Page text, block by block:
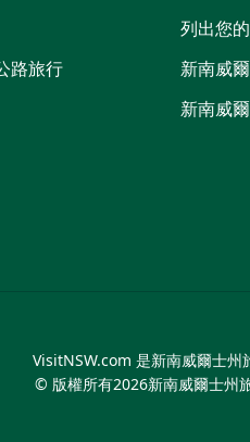
路旅行
列出您
新南威
新南威
VisitNSW.com 是新南威爾士州
© 版權所有2026新南威爾士州